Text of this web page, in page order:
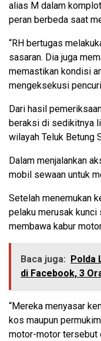
alias M dalam
peran berbeda saat
“RH bertugas
sasaran. Dia juga
memastikan kondisi
mengeksekusi
Dari hasil
beraksi di sedikitnya
wilayah Teluk Betung
Dalam menjalankan
mobil sewaan untuk
Setelah menemukan
pelaku merusak kunci
membawa kabur
Baca juga:
Polda
di Facebook, 3
“Mereka menyasar
kos maupun
motor-motor tersebut